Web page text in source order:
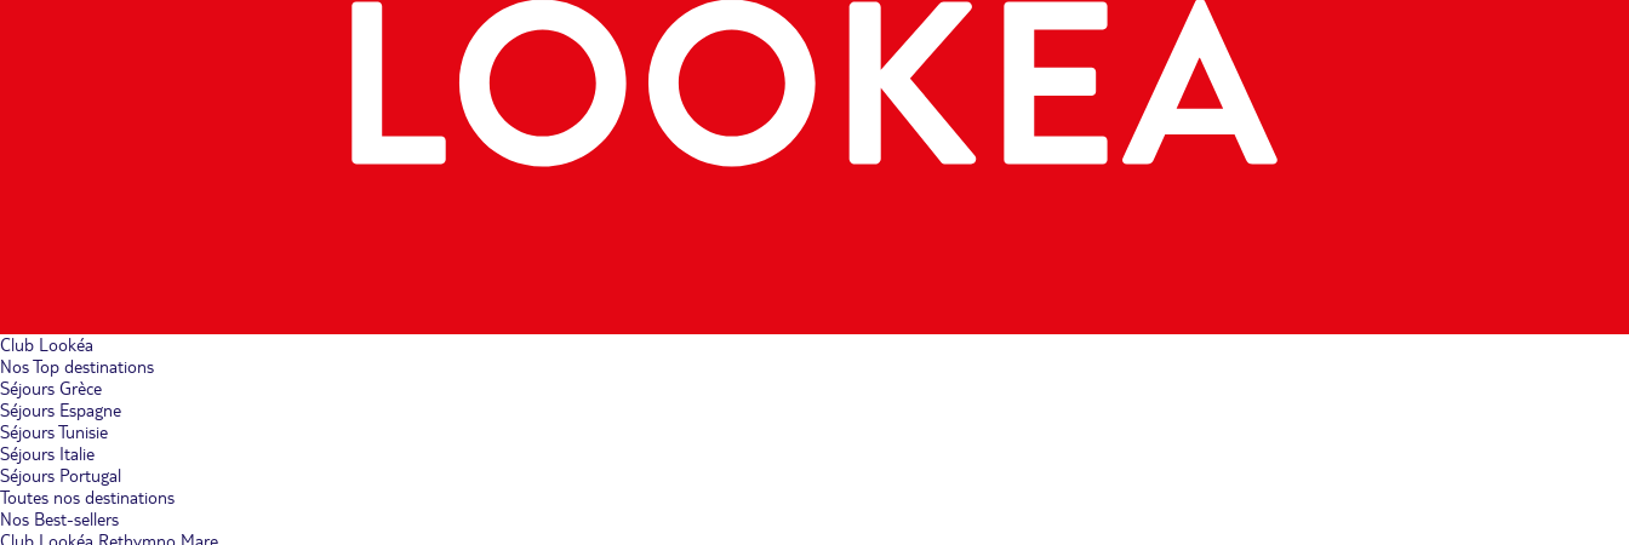
Club Lookéa
Nos Top destinations
Séjours Grèce
Séjours Espagne
Séjours Tunisie
Séjours Italie
Séjours Portugal
Toutes nos destinations
Nos Best-sellers